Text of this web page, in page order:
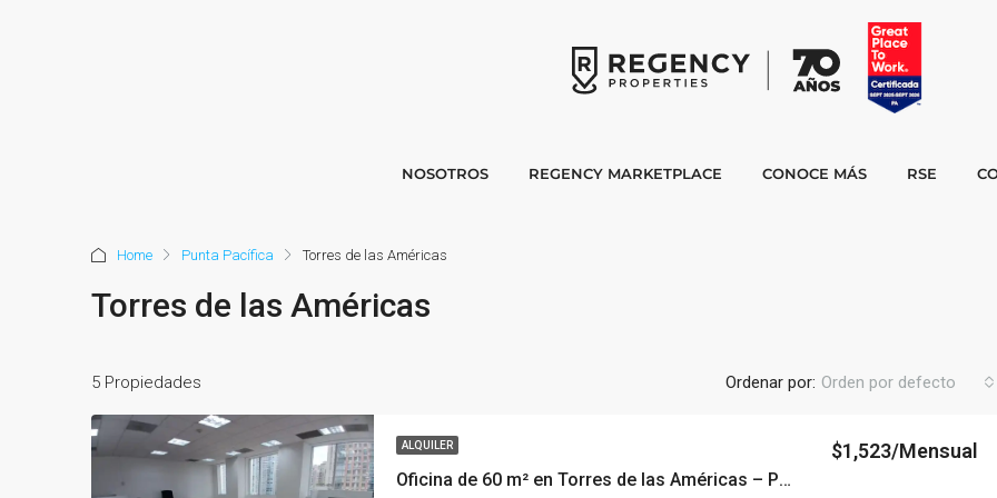
NOSOTROS REGENCY MARKETPLACE CONOCE MÁS RSE
Home Punta Pacífica Torres de las Américas
Torres de las Américas
5 Propiedades Ordenar por: Orden por defecto
ALQUILER
Oficina de 60 m² en Torres de las Américas – Punta Pacífica
$1,523/Mensual